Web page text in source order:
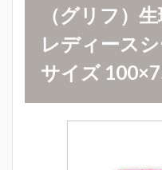
（グリフ）
レディース
サイズ